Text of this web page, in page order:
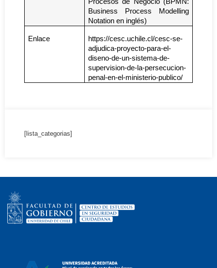
Business Process Modelling
Notation en inglés)
Enlace
https://cesc.uchile.cl/cesc-se-
adjudica-proyecto-para-el-
diseno-de-un-sistema-de-
supervision-de-la-persecucion-
penal-en-el-ministerio-publico/
[lista_categorias]